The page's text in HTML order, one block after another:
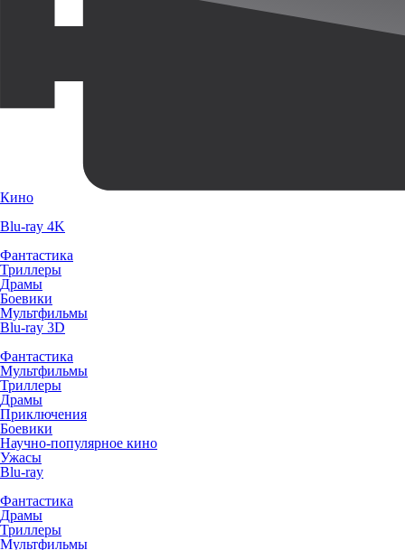
Кино
Blu-ray 4K
Фантастика
Триллеры
Драмы
Боевики
Мультфильмы
Blu-ray 3D
Фантастика
Мультфильмы
Триллеры
Драмы
Приключения
Боевики
Научно-популярное кино
Ужасы
Blu-ray
Фантастика
Драмы
Триллеры
Мультфильмы